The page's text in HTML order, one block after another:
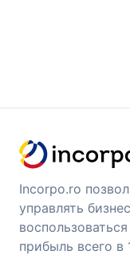
Incorpo.ro
управлять
прибыль всего в